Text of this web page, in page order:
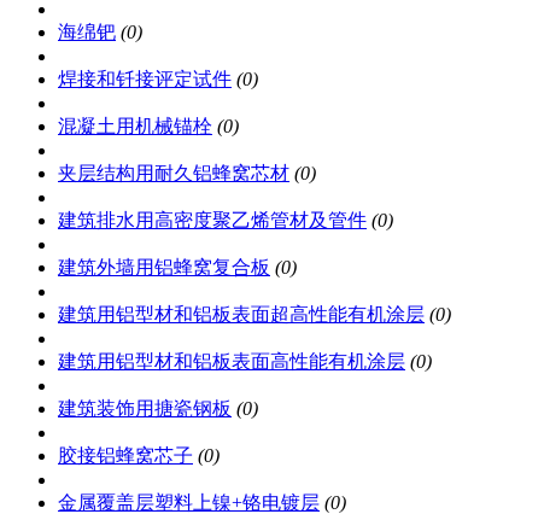
海绵钯 (0)
焊接和钎接评定试件 (0)
混凝土用机械锚栓 (0)
夹层结构用耐久铝蜂窝芯材 (0)
建筑排水用高密度聚乙烯管材及管件 (0)
建筑外墙用铝蜂窝复合板 (0)
建筑用铝型材和铝板表面超高性能有机涂层 (0)
建筑用铝型材和铝板表面高性能有机涂层 (0)
建筑装饰用搪瓷钢板 (0)
胶接铝蜂窝芯子 (0)
金属覆盖层塑料上镍+铬电镀层 (0)